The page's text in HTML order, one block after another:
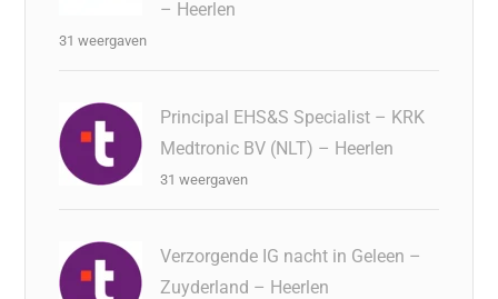
– Heerlen
31 weergaven
Principal EHS&S Specialist – KRK
Medtronic BV (NLT) – Heerlen
31 weergaven
Verzorgende IG nacht in Geleen –
Zuyderland – Heerlen